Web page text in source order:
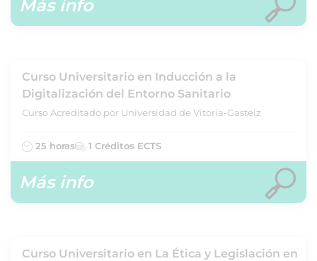
Más info
Curso Universitario en Inducción a la
Digitalización del Entorno Sanitario
Curso Acreditado por Universidad de Vitoria-Gasteiz
25 horas 1 Créditos ECTS
Más info
Curso Universitario en La Ética y Legislación en